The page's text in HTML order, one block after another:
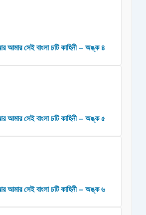
আমার সেই বাংলা চটি কাহিনী – অঙ্ক ৪
আমার সেই বাংলা চটি কাহিনী – অঙ্ক ৫
আমার সেই বাংলা চটি কাহিনী – অঙ্ক ৬